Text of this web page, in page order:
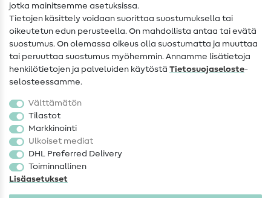
Tietoa omistajanvaihdoksesta
Peruutusoikeus
Suosittu
Kankaat
Ompelutarvikkeet
Ale
jotka mainitsemme asetuksissa.
Tietojen käsittely voidaan suorittaa suostumuksella tai
oikeutetun edun perusteella. On mahdollista antaa tai evätä
suostumus. On olemassa oikeus olla suostumatta ja muuttaa
tai peruuttaa suostumus myöhemmin. Annamme lisätietoja
henkilötietojen ja palveluiden käytöstä Tietosuojaseloste-
selosteessamme.
Välttämätön
Tilastot
Markkinointi
Ulkoiset mediat
DHL Preferred Delivery
Toiminnallinen
Lisäasetukset